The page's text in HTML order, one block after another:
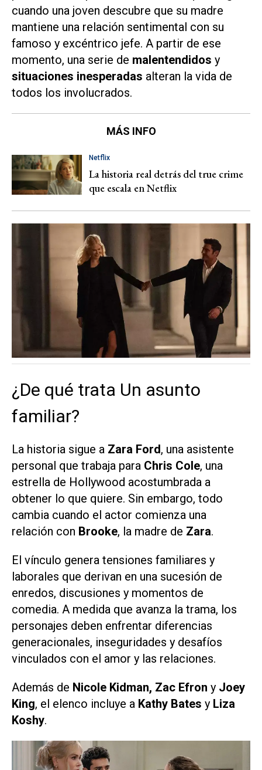
cuando una joven descubre que su madre
mantiene una relación sentimental con su
famoso y excéntrico jefe. A partir de ese
momento, una serie de malentendidos y
situaciones inesperadas alteran la vida de
todos los involucrados.
MÁS INFO
Netflix
La historia real detrás del true crime
que escala en Netflix
¿De qué trata Un asunto
familiar?
La historia sigue a Zara Ford, una asistente
personal que trabaja para Chris Cole, una
estrella de Hollywood acostumbrada a
obtener lo que quiere. Sin embargo, todo
cambia cuando el actor comienza una
relación con Brooke, la madre de Zara.
El vínculo genera tensiones familiares y
laborales que derivan en una sucesión de
enredos, discusiones y momentos de
comedia. A medida que avanza la trama, los
personajes deben enfrentar diferencias
generacionales, inseguridades y desafíos
vinculados con el amor y las relaciones.
Además de Nicole Kidman, Zac Efron y Joey
King, el elenco incluye a Kathy Bates y Liza
Koshy.